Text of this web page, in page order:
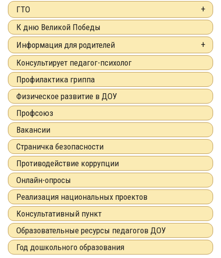
ГТО
К дню Великой Победы
Информация для родителей
Консультирует педагог-психолог
Профилактика гриппа
Физическое развитие в ДОУ
Профсоюз
Вакансии
Страничка безопасности
Противодействие коррупции
Онлайн-опросы
Реализация национальных проектов
Консультативный пункт
Образовательные ресурсы педагогов ДОУ
Год дошкольного образования